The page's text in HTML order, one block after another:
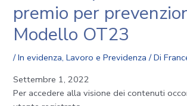
premio per
Modello OT23
/In evidenza,Lavoro e Previdenza / Di
Settembre 1, 2022
Per accedere alla visione dei contenuti